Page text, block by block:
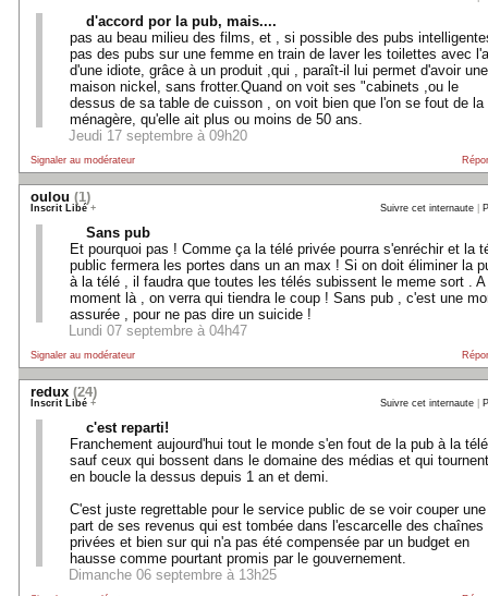
d'accord por la pub, mais....
pas au beau milieu des films, et , si possible des pubs
pas des pubs sur une femme en train de laver les toilettes avec
d'une idiote, grâce à un produit ,qui , paraît-il lui permet d'avoir une
maison nickel, sans frotter.Quand on voit ses "cabinets ,ou le
dessus de sa table de cuisson , on voit bien que l'on se fout de la
ménagère, qu'elle ait plus ou moins de 50 ans.
Jeudi 17 septembre à 09h20
Signaler au modérateur
oulou (1)
Inscrit Libé + Suivre cet internaute
Sans pub
Et pourquoi pas ! Comme ça la télé privée pourra s'enréchir et la
public fermera les portes dans un an max ! Si on doit éliminer la
à la télé , il faudra que toutes les télés subissent le meme sort . A
moment là , on verra qui tiendra le coup ! Sans pub , c'est une
assurée , pour ne pas dire un suicide !
Lundi 07 septembre à 04h47
Signaler au modérateur
redux (24)
Inscrit Libé + Suivre cet internaute
c'est reparti!
Franchement aujourd'hui tout le monde s'en fout de la pub à la télé
sauf ceux qui bossent dans le domaine des médias et qui tournent
en boucle la dessus depuis 1 an et demi.
C'est juste regrettable pour le service public de se voir couper une
part de ses revenus qui est tombée dans l'escarcelle des chaînes
privées et bien sur qui n'a pas été compensée par un budget en
hausse comme pourtant promis par le gouvernement.
Dimanche 06 septembre à 13h25